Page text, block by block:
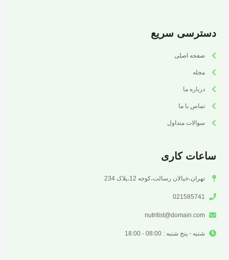
دسترسی سریع
صفحه اصلی
مجله
درباره ما
تماس با ما
سوالات متداول
ساعات کاری
تهران،خیالان رسالت،کوجه 12،پلاک 234
021585741
nutritist@domain.com
شنبه - پنج شنبه : 08:00 - 18:00